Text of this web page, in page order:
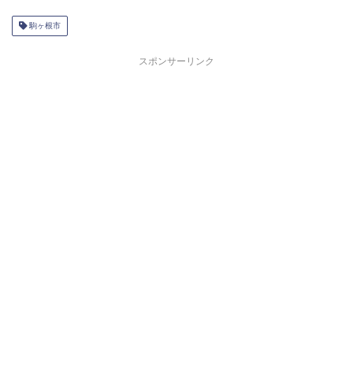
駒ヶ根市
スポンサーリンク